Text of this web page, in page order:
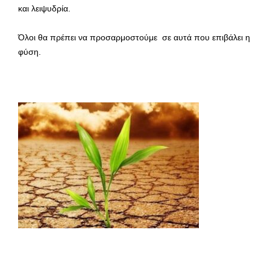
και λειψυδρία.
Όλοι θα πρέπει να προσαρμοστούμε σε αυτά που επιβάλει η
φύση.